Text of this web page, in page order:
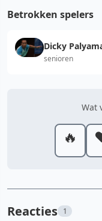
Betrokken spelers
Dicky
senioren
Wat
🔥
Reacties 1